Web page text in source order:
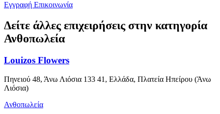
Εγγραφή Επικοινωνία
Δείτε άλλες επιχειρήσεις στην κατηγορία
Ανθοπωλεία
Louizos Flowers
Πηνειού 48, Άνω Λιόσια 133 41, Ελλάδα, Πλατεία Ηπείρου (Άνω
Λιόσια)
Ανθοπωλεία